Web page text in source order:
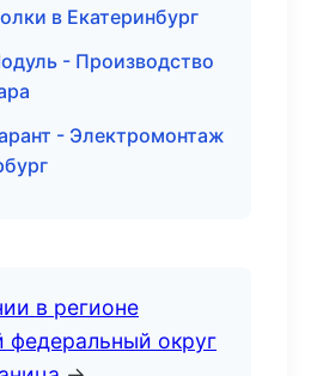
в Екатеринбург
- Производство
- Электромонтаж
в регионе
округ